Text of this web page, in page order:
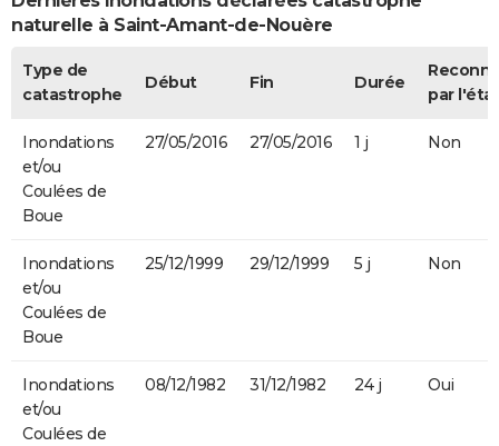
naturelle à Saint-Amant-de-Nouère
Type de
catastrophe
Début Fin Durée
par l'état
Inondations
et/ou
Coulées de
Boue
27/05/2016 27/05/2016 1 j Non
Inondations
et/ou
Coulées de
Boue
25/12/1999 29/12/1999 5 j Non
Inondations
et/ou
Coulées de
08/12/1982 31/12/1982 24 j Oui